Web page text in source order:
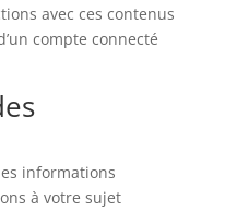
avec ces contenus
compte connecté
informations
à votre sujet